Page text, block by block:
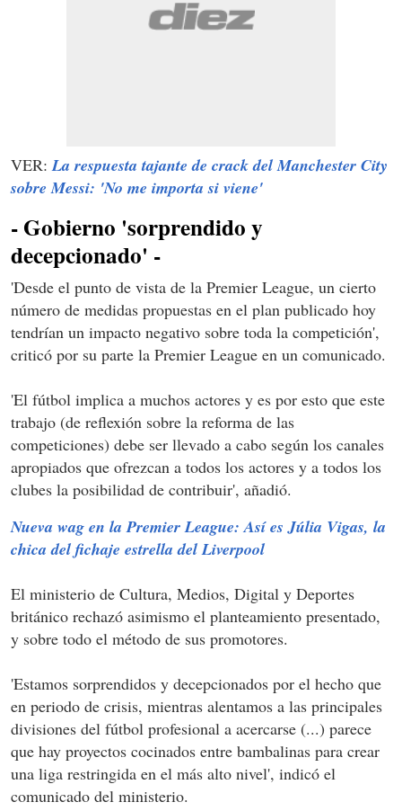
VER: La respuesta tajante de crack del Manchester City
sobre Messi: 'No me importa si viene'
- Gobierno 'sorprendido y
decepcionado' -
'Desde el punto de vista de la Premier League, un cierto
número de medidas propuestas en el plan publicado hoy
tendrían un impacto negativo sobre toda la competición',
criticó por su parte la Premier League en un comunicado.
'El fútbol implica a muchos actores y es por esto que este
trabajo (de reflexión sobre la reforma de las
competiciones) debe ser llevado a cabo según los canales
apropiados que ofrezcan a todos los actores y a todos los
clubes la posibilidad de contribuir', añadió.
Nueva wag en la Premier League: Así es Júlia Vigas, la
chica del fichaje estrella del Liverpool
El ministerio de Cultura, Medios, Digital y Deportes
británico rechazó asimismo el planteamiento presentado,
y sobre todo el método de sus promotores.
'Estamos sorprendidos y decepcionados por el hecho que
en periodo de crisis, mientras alentamos a las principales
divisiones del fútbol profesional a acercarse (...) parece
que hay proyectos cocinados entre bambalinas para crear
una liga restringida en el más alto nivel', indicó el
comunicado del ministerio.